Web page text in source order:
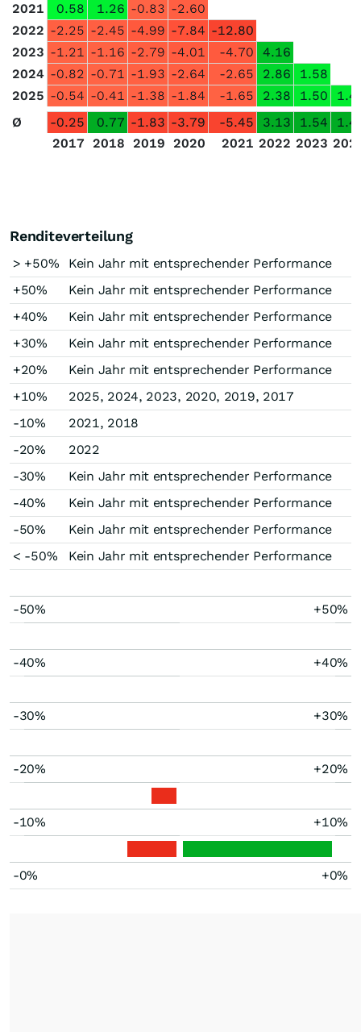
2021
0.58 1.26 -0.83 -2.60
2022 -2.25 -2.45 -4.99 -7.84 -12.80
2023 -1.21 -1.16 -2.79 -4.01 -4.70
4.16
2024 -0.82 -0.71 -1.93 -2.64 -2.65 2.86
1.58
2025 -0.54 -0.41 -1.38 -1.84 -1.65 2.38 1.50
Ø
-0.25 0.77 -1.83 -3.79 -5.45 3.13 1.54
2017 2018 2019 2020 2021 2022 2023
Renditeverteilung
> +50%
Kein Jahr mit entsprechender Performance
+50%
Kein Jahr mit entsprechender Performance
+40%
Kein Jahr mit entsprechender Performance
+30%
Kein Jahr mit entsprechender Performance
+20%
Kein Jahr mit entsprechender Performance
+10%
2025, 2024, 2023, 2020, 2019, 2017
-10%
2021, 2018
-20%
2022
-30%
Kein Jahr mit entsprechender Performance
-40%
Kein Jahr mit entsprechender Performance
-50%
Kein Jahr mit entsprechender Performance
< -50%
Kein Jahr mit entsprechender Performance
-50% +50%
-40% +40%
-30% +30%
-20% +20%
-10% +10%
-0% +0%